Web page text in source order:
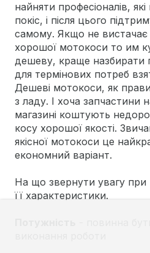
найняти професіоналів,
покіс, і після цього
самому. Якщо не
хорошої мотокоси то им
дешеву, краще назбирати
для термінових потреб
Дешеві мотокоси, як
з ладу. І хоча
магазині коштують
косу хорошої якості.
якісної мотокоси це
економний варіант.
На що звернути увагу при
її характеристики.